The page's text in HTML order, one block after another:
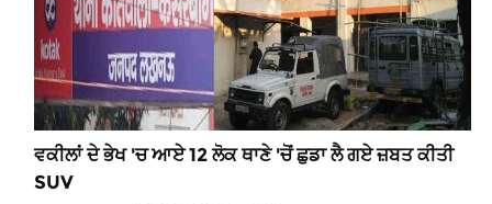
ਵਕੀਲਾਂ ਦੇ ਭੇਖ 'ਚ ਆਏ 12 ਲੋਕ ਥਾਣੇ 'ਚੋਂ ਛੁਡਾ ਲੈ ਗਏ ਜ਼ਬਤ ਕੀਤੀ
SUV